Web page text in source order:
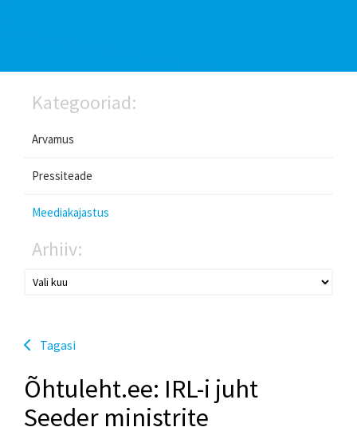
Kategooriad:
Arvamus
Pressiteade
Meediakajastus
Arhiiv:
Tagasi
Õhtuleht.ee: IRL-i juht
Seeder ministrite